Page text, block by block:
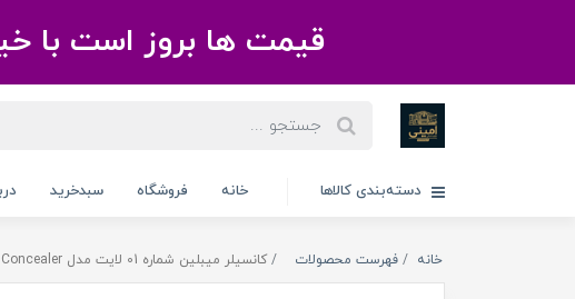
قیمت ها بروز است با
دسته‌بندی کالاها خانه فروشگاه سبدخرید
خانه فهرست محصولات کانسیلر میبلین شماره 01 لایت مدل MAYBELLINE NEW YORK Instant Anti Age Eraser Multi Use Concealer